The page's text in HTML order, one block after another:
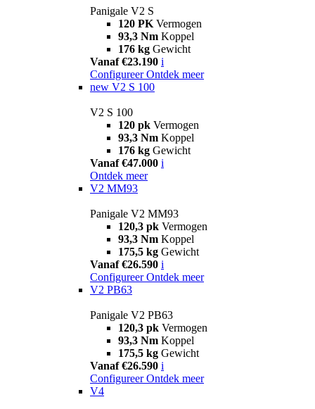
Panigale V2 S
120 PK Vermogen
93,3 Nm Koppel
176 kg Gewicht
Vanaf €23.190 i
Configureer Ontdek meer
new V2 S 100
V2 S 100
120 pk Vermogen
93,3 Nm Koppel
176 kg Gewicht
Vanaf €47.000 i
Ontdek meer
V2 MM93
Panigale V2 MM93
120,3 pk Vermogen
93,3 Nm Koppel
175,5 kg Gewicht
Vanaf €26.590 i
Configureer Ontdek meer
V2 PB63
Panigale V2 PB63
120,3 pk Vermogen
93,3 Nm Koppel
175,5 kg Gewicht
Vanaf €26.590 i
Configureer Ontdek meer
V4